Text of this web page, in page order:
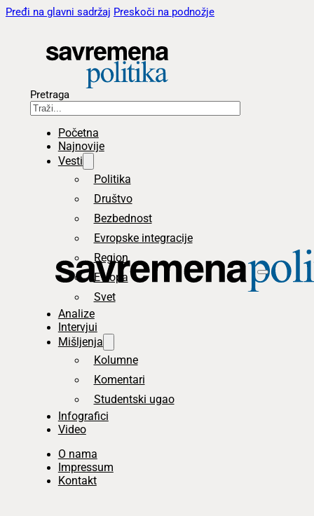
Pređi na glavni sadržaj Preskoči na podnožje
Pretraga
Početna
Najnovije
Vesti
Politika
Društvo
Bezbednost
Evropske integracije
Region
Evropa
Svet
Analize
Intervjui
Mišljenja
Kolumne
Komentari
Studentski ugao
Infografici
Video
O nama
Impressum
Kontakt